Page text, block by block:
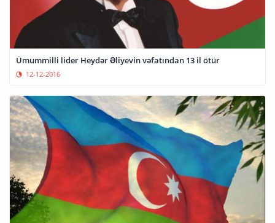
Ümummilli lider Heydər Əliyevin vəfatından 13 il ötür
12-12-2016